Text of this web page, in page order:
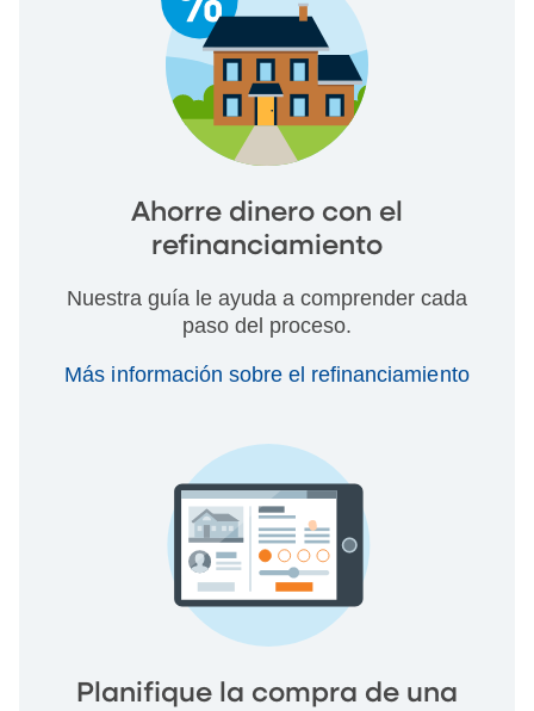
Ahorre dinero con el
refinanciamiento
Nuestra guía le ayuda a comprender cada
paso del proceso.
Más información sobre el refinanciamiento
Planifique la compra de una